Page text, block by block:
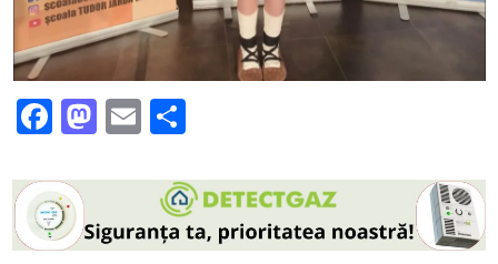
Facebook
Mastodon
Email